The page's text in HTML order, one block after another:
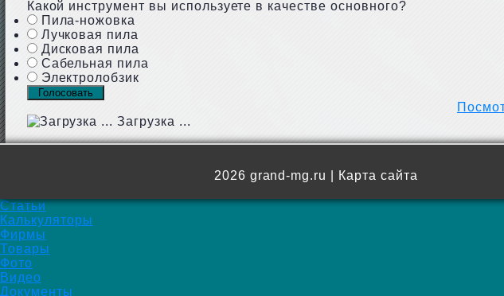
Какой инструмент вы используете в качестве основного?
Пила-ножовка
Лучковая пила
Дисковая пила
Сабельная пила
Электролобзик
Загрузка ...
2026 grand-mg.ru | Карта сайта
Статьи
Калькуляторы
Фирмы
Товары
Фото
Видео
Документы